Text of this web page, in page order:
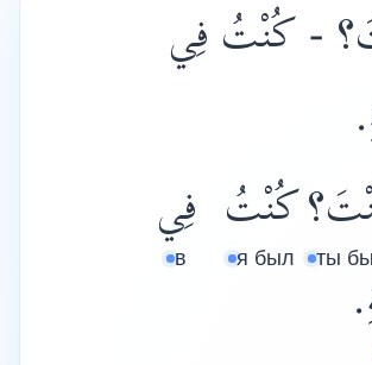
- كُنْتُ فِي
ты
كُنْتُ
я был
فِي
в